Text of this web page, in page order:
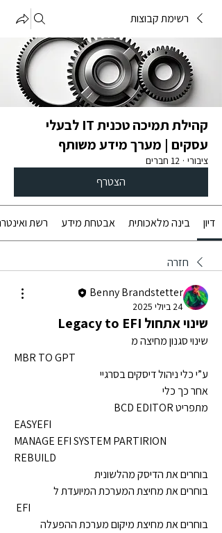
רשימת קבוצות
קהילת תמיכה טכנית IT לבעלי
עסקים | מערך מידע משותף
ציבורי · 12 חברים
הצטרף
דיון בינה מלאכותית אבטחת מידע רשת
חזרה
Benny Brandstetter
24 ביולי 2025
שינוי אתחול Legacy to EFI
שינוי סגנון מחיצה מ
MBR TO GPT
ע”י כלי ניהול דיסקים בסרגיי
אחר כך כלי
מתפריט BCD EDITOR
EASYEFI
MANAGE EFI SYSTEM PARTIRION
REBUILD
בוחרים את הדיסק מהלשונית
בוחרים את מחיצת המערכת המיועדת ל
EFI
בוחרים את מחיצת מיקום מערכת ההפעלה